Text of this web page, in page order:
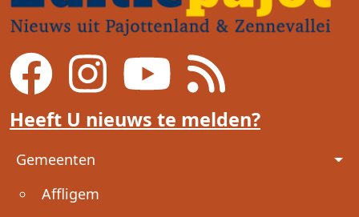
Heeft U nieuws te melden?
Voet
Gemeenten
Affligem